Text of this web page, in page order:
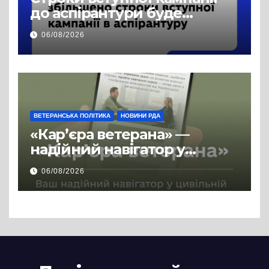
до аспірантури буде
продовжено
06/08/2026
ВЕТЕРАНСЬКА ПОЛІТИКА НОВИНИ РДА
«Кар’єра ветерана» —
надійний навігатор у
цивільній професії
06/08/2026